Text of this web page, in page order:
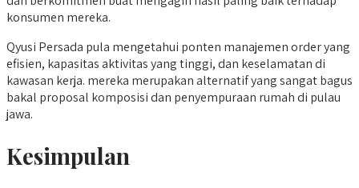
konsumen mereka.
Qyusi Persada pula mengetahui ponten manajemen order yang
efisien, kapasitas aktivitas yang tinggi, dan keselamatan di
kawasan kerja. mereka merupakan alternatif yang sangat bagus
bakal proposal komposisi dan penyempuraan rumah di pulau
jawa.
Kesimpulan